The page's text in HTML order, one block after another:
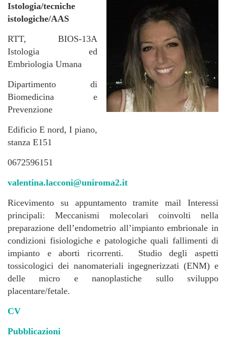
Istologia/tecniche
istologiche/AAS
RTT, BIOS-13A
Istologia ed
Embriologia Umana
Dipartimento di
Biomedicina e
Prevenzione
Edificio E nord, I piano,
stanza E151
0672596151
valentina.lacconi@uniroma2.it
Ricevimento su appuntamento tramite mail Interessi
principali: Meccanismi molecolari coinvolti nella
preparazione dell’endometrio all’impianto embrionale in
condizioni fisiologiche e patologiche quali fallimenti di
impianto e aborti ricorrenti. Studio degli aspetti
tossicologici dei nanomateriali ingegnerizzati (ENM) e
delle micro e nanoplastiche sullo sviluppo
placentare/fetale.
CV
Pubblicazioni